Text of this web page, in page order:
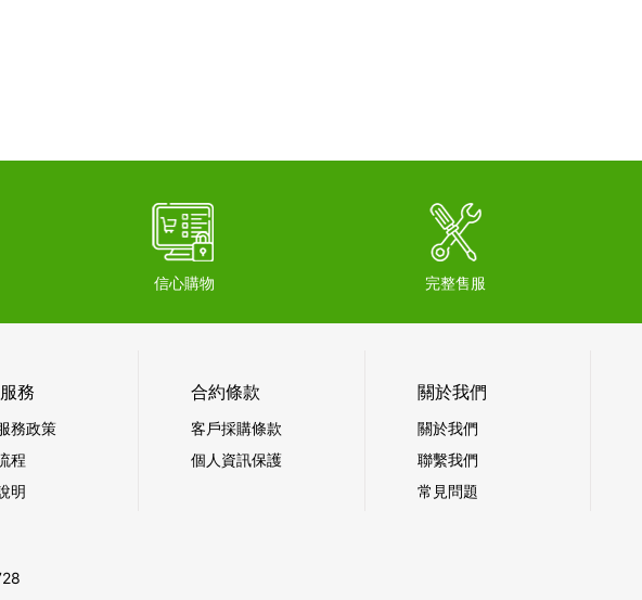
信心購物 完整售服
務
務政策
程
明
合約條款
客戶採購條款
個人資訊保護
關於我們
關於我們
聯繫我們
常見問題